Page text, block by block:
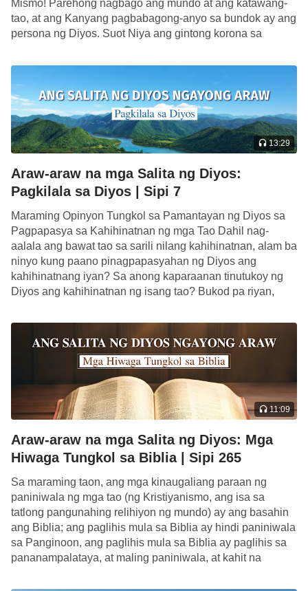
mawala sa mga tao sa kanilang mga buhay, at
isang bagay na hindi sila mabubuhay nang wala;
bagay. Bagaman hindi mo nakikita o nahahawakan
ito, hindi maaaring balewalain ang kahalagahan nito
sa iyo; ito ang tanging bagay na makapagbibigay ng
kapahingahan sa iyong puso.
—Ang Salita, Vol. II. Ukol sa Pagkakilala sa Diyos. Ang
Mismo! Parehong nagbago ang mundo at ang katawang-
tao, at ang Kanyang pagbabagong-anyo sa bundok ay ang
persona ng Diyos. Suot Niya ang gintong korona sa
bigkis […]
13:29
Araw-araw na mga Salita ng Diyos:
Pagkilala sa Diyos | Sipi 7
Maraming Opinyon Tungkol sa Pamantayan ng Diyos sa
Pagpapasya sa Kahihinatnan ng mga Tao Dahil nag-
aalala ang bawat tao sa sarili nilang kahihinatnan, alam ba
ninyo kung paano pinagpapasyahan ng Diyos ang
kahihinatnang iyan? Sa anong kaparaanan tinutukoy ng
Diyos ang kahihinatnan ng isang tao? Bukod pa riyan,
11:09
Araw-araw na mga Salita ng Diyos: Mga
Hiwaga Tungkol sa Biblia | Sipi 265
Sa maraming taon, ang mga kinaugaliang paraan ng
paniniwala ng mga tao (ng Kristiyanismo, ang isa sa
tatlong pangunahing relihiyon ng mundo) ay ang basahin
ang Biblia; ang paglihis mula sa Biblia ay hindi paniniwala
sa Panginoon, ang paglihis mula sa Biblia ay paglihis sa
pananampalataya, at maling paniniwala, at kahit na